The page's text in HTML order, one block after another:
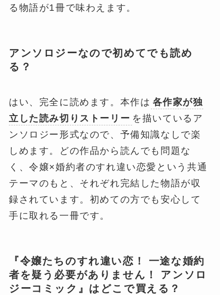
る物語が1冊で味わえます。
アンソロジーなので初めてでも読め
る？
はい、完全に読めます。本作は 各作家が独
立した読み切りストーリー を描いているア
ンソロジー形式なので、予備知識なしで楽
しめます。どの作品から読んでも問題な
く、令嬢×婚約者のすれ違い恋愛という共通
テーマのもと、それぞれ完結した物語が収
録されています。初めての方でも安心して
手に取れる一冊です。
『令嬢たちのすれ違い恋！ 一途な婚約
者を疑う必要がありません！ アンソロ
ジーコミック』はどこで買える？